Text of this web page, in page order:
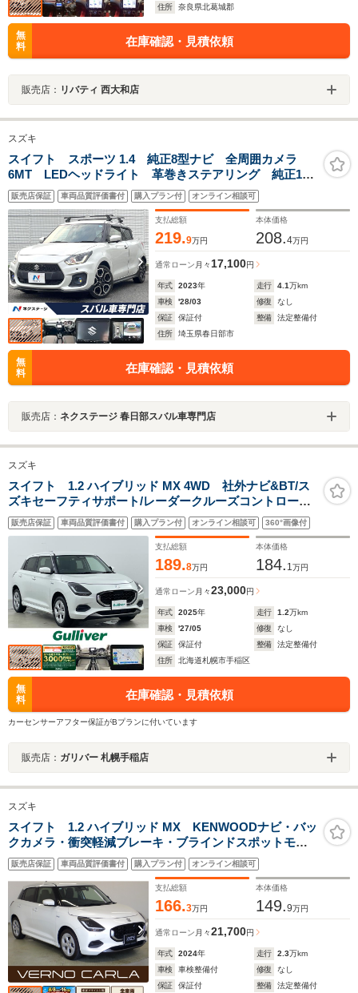
住所 奈良県北葛城郡
無
料
在庫確認・見積依頼
販売店： リバティ 西大和店
スズキ
スイフト スポーツ 1.4 純正8型ナビ 全周囲カメラ
6MT LEDヘッドライト 革巻きステアリング 純正17
インチアルミホイール クリアランスソナー レーダー
クルーズ オートエアコン スマートキー 禁煙車
販売店保証 車両品質評価書付 購入プラン付 オンライン相談可
支払総額
219.9万円
本体価格
208.4万円
通常ローン 月々17,100円
年式 2023年 走行 4.1万km
車検
'28/03 修復
なし
保証
保証付 整備
法定整備付
住所
埼玉県春日部市
無
料
在庫確認・見積依頼
販売店： ネクステージ 春日部スバル車専門店
スズキ
スイフト 1.2 ハイブリッド MX 4WD 社外ナビ&BT/ス
ズキセーフティサポート/レーダークルーズコントロール/
パーキングセンサー/アイドリングストップ/ETC/前席シー
トヒーター/LEDヘッドライト/オートライト/スペアキー
販売店保証 車両品質評価書付 購入プラン付 オンライン相談可 360°画像付
支払総額
189.8万円
本体価格
184. 1万円
通常ローン 月々23,000円
年式 2025年 走行 1.2万km
車検
'27/05 修復
なし
保証
保証付 整備
法定整備付
住所
北海道札幌市手稲区
無
料
在庫確認・見積依頼
カーセンサーアフター保証がBプランに付いています
販売店： ガリバー 札幌手稲店
スズキ
スイフト 1.2 ハイブリッド MX KENWOODナビ・バッ
クカメラ・衝突軽減ブレーキ・ブラインドスポットモニ
ター・LEDヘッドライト・障害物センサー・純正16イン
チAW・ETC・クルーズコントロール・レーンキープアラ
ート・Bluetooth・スマートキー
販売店保証 車両品質評価書付 購入プラン付 オンライン相談可
支払総額
166.3万円
本体価格
149.9万円
通常ローン 月々21,700円
年式 2024年 走行 2.3万km
車検
車検整備付 修復
なし
保証
保証付 整備
法定整備付